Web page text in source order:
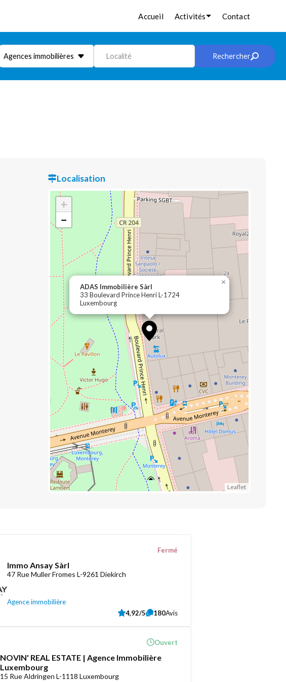
Accueil Activités Contact
Agences immobilières Localité Rechercher
Localisation
ADAS Immobilière Sàrl
33 Boulevard Prince Henri L-1724
Luxembourg
×
+
−
Leaflet
Immo Ansay Sàrl
47 Rue Muller Fromes L-9261 Diekirch
Agence immobilière
Fermé
4,92/5 180Avis
NOVIN' REAL ESTATE | Agence Immobilière
Luxembourg
15 Rue Aldringen L-1118 Luxembourg
Ouvert